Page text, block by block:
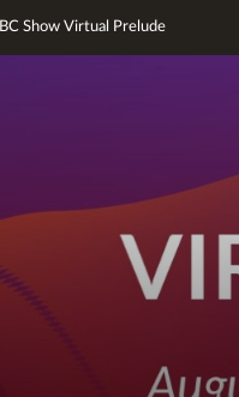
IBC Show Virtual Prelude